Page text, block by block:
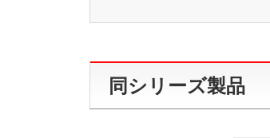
同シリーズ製品